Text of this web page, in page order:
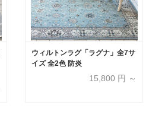
ウィルトンラグ「ラグナ」全7サ
イズ 全2色 防炎
15,800 円 ～